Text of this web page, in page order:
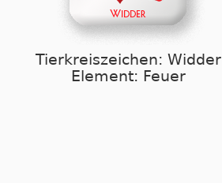
Tierkreiszeichen: Widder
Element: Feuer